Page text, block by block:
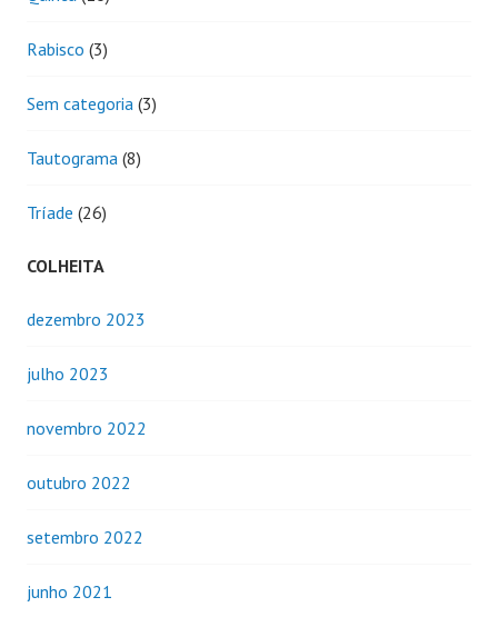
Rabisco (3)
Sem categoria (3)
Tautograma (8)
Tríade (26)
COLHEITA
dezembro 2023
julho 2023
novembro 2022
outubro 2022
setembro 2022
junho 2021